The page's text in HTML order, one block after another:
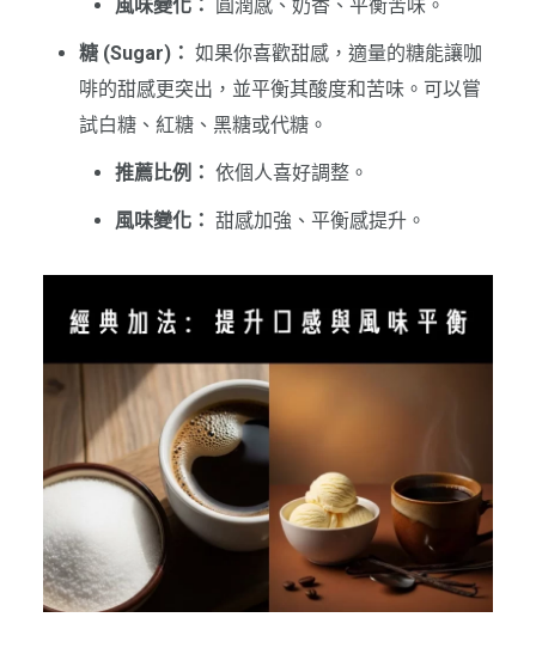
風味變化： 圓潤感、奶香、平衡苦味。
糖 (Sugar)： 如果你喜歡甜感，適量的糖能讓咖
啡的甜感更突出，並平衡其酸度和苦味。可以嘗
試白糖、紅糖、黑糖或代糖。
推薦比例： 依個人喜好調整。
風味變化： 甜感加強、平衡感提升。